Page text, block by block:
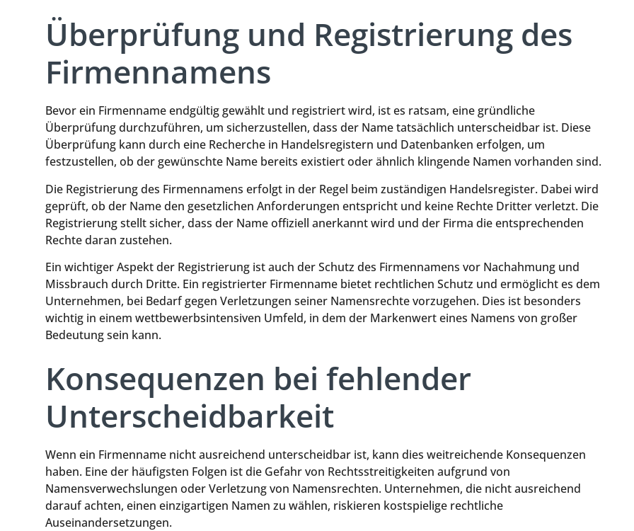
Überprüfung und Registrierung des
Firmennamens
Bevor ein Firmenname endgültig gewählt und registriert wird, ist es ratsam, eine gründliche
Überprüfung durchzuführen, um sicherzustellen, dass der Name tatsächlich unterscheidbar ist. Diese
Überprüfung kann durch eine Recherche in Handelsregistern und Datenbanken erfolgen, um
festzustellen, ob der gewünschte Name bereits existiert oder ähnlich klingende Namen vorhanden sind.
Die Registrierung des Firmennamens erfolgt in der Regel beim zuständigen Handelsregister. Dabei wird
geprüft, ob der Name den gesetzlichen Anforderungen entspricht und keine Rechte Dritter verletzt. Die
Registrierung stellt sicher, dass der Name offiziell anerkannt wird und der Firma die entsprechenden
Rechte daran zustehen.
Ein wichtiger Aspekt der Registrierung ist auch der Schutz des Firmennamens vor Nachahmung und
Missbrauch durch Dritte. Ein registrierter Firmenname bietet rechtlichen Schutz und ermöglicht es dem
Unternehmen, bei Bedarf gegen Verletzungen seiner Namensrechte vorzugehen. Dies ist besonders
wichtig in einem wettbewerbsintensiven Umfeld, in dem der Markenwert eines Namens von großer
Bedeutung sein kann.
Konsequenzen bei fehlender
Unterscheidbarkeit
Wenn ein Firmenname nicht ausreichend unterscheidbar ist, kann dies weitreichende Konsequenzen
haben. Eine der häufigsten Folgen ist die Gefahr von Rechtsstreitigkeiten aufgrund von
Namensverwechslungen oder Verletzung von Namensrechten. Unternehmen, die nicht ausreichend
darauf achten, einen einzigartigen Namen zu wählen, riskieren kostspielige rechtliche
Auseinandersetzungen.